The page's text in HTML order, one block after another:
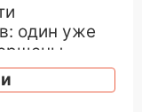
один уже